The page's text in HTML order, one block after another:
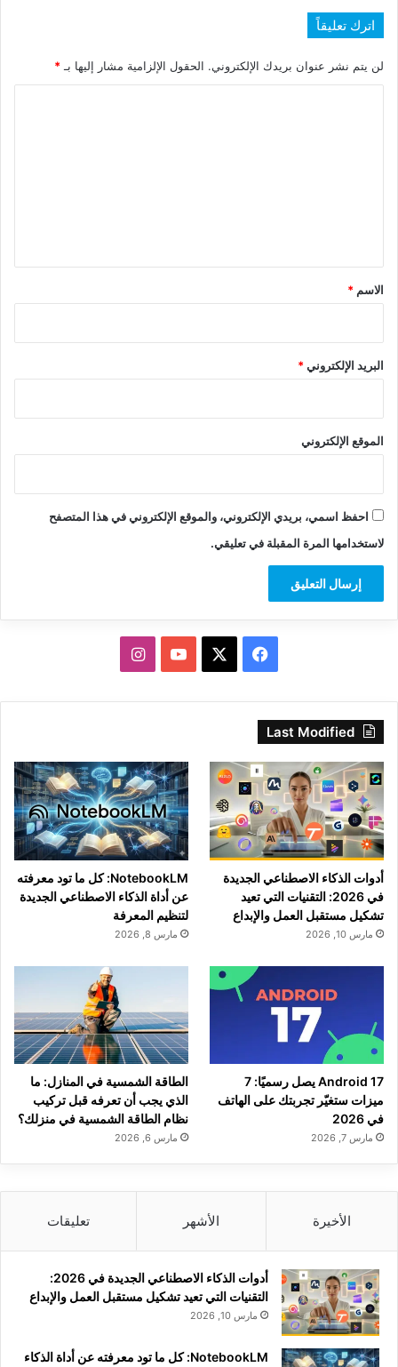
اترك تعليقاً
لن يتم نشر عنوان بريدك الإلكتروني. الحقول الإلزامية مشار إليها بـ*
*
الاسم *
البريد الإلكتروني*
الموقع الإلكتروني
احفظ اسمي، بريدي الإلكتروني، والموقع الإلكتروني في هذا المتصفح
لاستخدامها المرة المقبلة في تعليقي.
فيسبوك ‫YouTubeانستقرام
Last Modified
أدوات الذكاء الاصطناعي الجديدة
في 2026: التقنيات التي تعيد
تشكيل مستقبل العمل والإبداع
مارس 10, 2026
NotebookLM: كل ما تود معرفته
عن أداة الذكاء الاصطناعي الجديدة
لتنظيم المعرفة
مارس 8, 2026
Android 17 يصل رسميًا: 7
ميزات ستغيّر تجربتك على الهاتف
في 2026
مارس 7, 2026
الطاقة الشمسية في المنازل: ما
الذي يجب أن تعرفه قبل تركيب
نظام الطاقة الشمسية في منزلك؟
مارس 6, 2026
الأخيرة الأشهر تعليقات
أدوات الذكاء الاصطناعي الجديدة في 2026:
التقنيات التي تعيد تشكيل مستقبل العمل والإبداع
مارس 10, 2026
NotebookLM: كل ما تود معرفته عن أداة الذكاء